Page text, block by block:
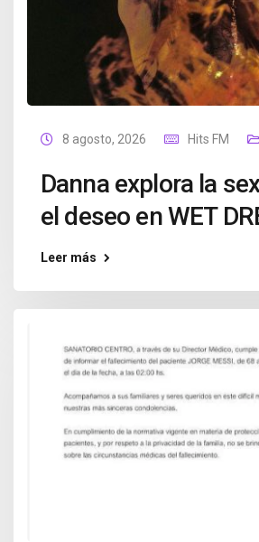
8 agosto, 2026 Hits FM
Danna explora la
el deseo en WET
Leer más